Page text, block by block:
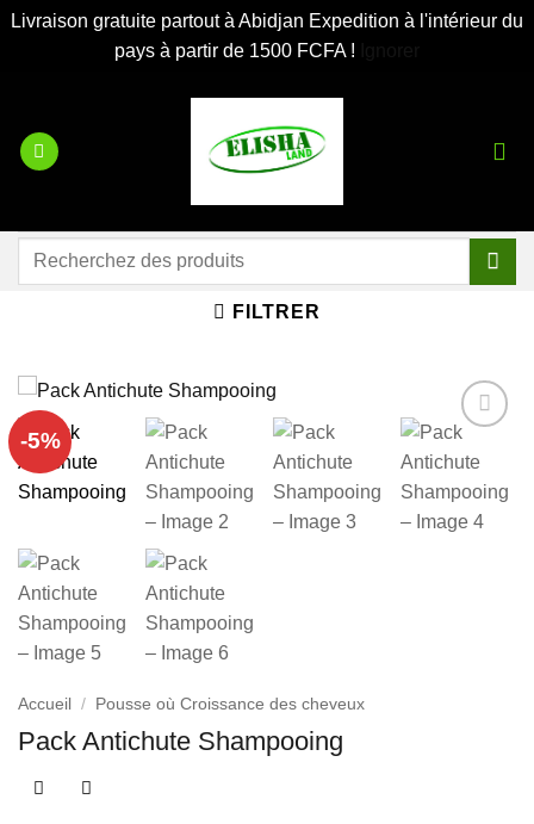
Livraison gratuite partout à Abidjan Expedition à l'intérieur du
pays à partir de 1500 FCFA !
contenu
Recherche
FILTRER
-5%
Ajouter
à la liste
d’envies
Accueil / Pousse où Croissance des cheveux
Pack Antichute Shampooing